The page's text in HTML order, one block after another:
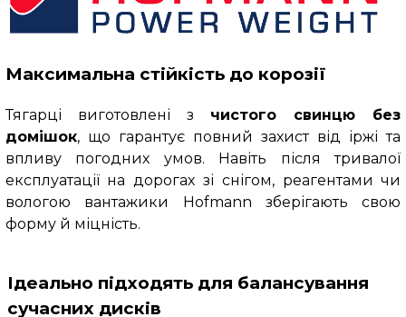
Максимальна стійкість до корозії
Тягарці виготовлені з чистого свинцю без
домішок, що гарантує повний захист від іржі та
впливу погодних умов. Навіть після тривалої
експлуатації на дорогах зі снігом, реагентами чи
вологою вантажики Hofmann зберігають свою
форму й міцність.
Ідеально підходять для балансування
сучасних дисків